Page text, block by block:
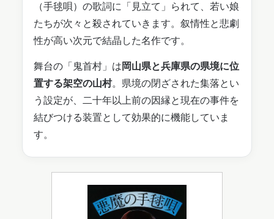
（手毬唄）の歌詞に「見立て」られて、若い娘
たちが次々と殺されていきます。叙情性と悲劇
性が高い次元で結晶した名作です。
舞台の「鬼首村」は 岡山県と兵庫県の県境に位
置する架空の山村。県境の閉ざされた集落とい
う設定が、二十年以上前の因縁と現在の事件を
結びつける装置として効果的に機能していま
す。